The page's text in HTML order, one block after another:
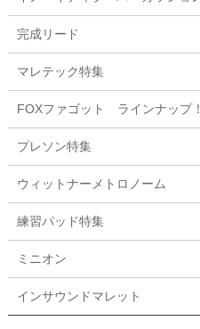
完成リード
マレテック特集
FOXファゴット ラインナップ！
プレソン特集
ウィットナーメトロノーム
練習パッド特集
ミニオン
インサウンドマレット